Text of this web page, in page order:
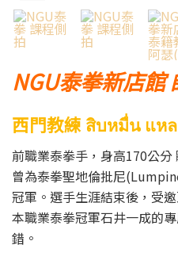
NGU泰拳新店館
西門教練 สิบหมื่น แห
前職業泰拳手，身高170公分
曾為泰拳聖地倫批尼
冠軍。選手生涯結束後，受
本職業泰拳冠軍石井一成的
錯。